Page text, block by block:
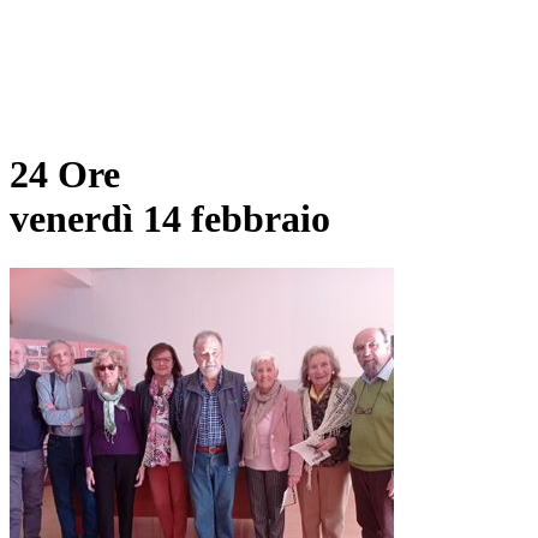
24 Ore
venerdì 14 febbraio